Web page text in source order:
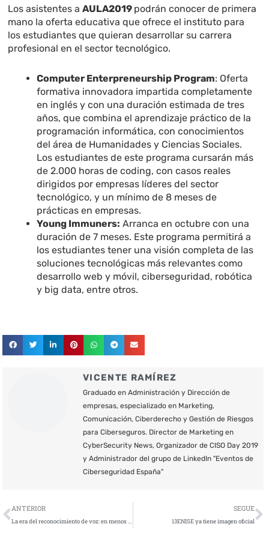
Los asistentes aAULA2019 podrán conocer de primera
mano la oferta educativa que ofrece el instituto para
los estudiantes que quieran desarrollar su carrera
profesional en el sector tecnológico.
Computer Enterpreneurship Program: Oferta
formativa innovadora impartida completamente
en inglés y con una duración estimada de tres
años, que combina el aprendizaje práctico de la
programación informática, con conocimientos
del área de Humanidades y Ciencias Sociales.
Los estudiantes de este programa cursarán más
de 2.000 horas de coding, con casos reales
dirigidos por empresas líderes del sector
tecnológico, y un mínimo de 8 meses de
prácticas en empresas.
Young Immuners: Arranca en octubre con una
duración de 7 meses. Este programa permitirá a
los estudiantes tener una visión completa de las
soluciones tecnológicas más relevantes como
desarrollo web y móvil, ciberseguridad, robótica
y big data, entre otros.
VICENTE RAMÍREZ
Graduado en Administración y Dirección de
empresas, especializado en Marketing,
Comunicación, Ciberderecho y Gestión de Riesgos
para Ciberseguros. Director de Marketing en
CyberSecurity News, Organizador de CISO Day 2019
y Administrador del grupo de LinkedIn "Eventos de
Ciberseguridad España"
Ant
ANTERIOR
La era del reconocimiento de voz: en menos de 2 años todo el mundo estará familiarizado con la biometría vocal
SEGUE
13ENISE ya tiene imagen oficial